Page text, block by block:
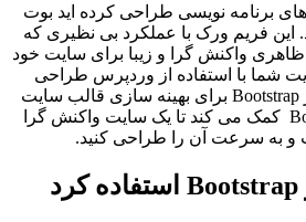
های برنامه‌ نویسی طراحی کرده‌ اید بوت
این فریم ورک با عملکرد بی‌ نظیری که
واکنش گرا و زیبا برای سایت خود
شما با استفاده از وردپرس طراحی
شده باشد هم می‌ توانید از Bootstrap برای بهینه‌ سازی قالب سایت
خود استفاده کنید. Bootstrap کمک می‌ کند تا یک سایت واکنش گرا
و به‌ سرعت آن را طراحی کنید.
Bootstrap استفاده کرد